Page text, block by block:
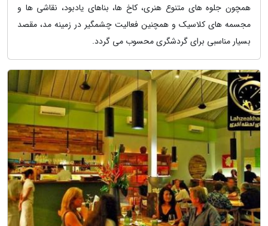
همچون جلوه های متنوع هنری، کاخ ها، بناهای یادبود، نقاشی ها و
مجسمه های کلاسیک و همچنین فعالیت چشمگیر در زمینه مد، مقصد
بسیار مناسبی برای گردشگری محسوب می گردد.